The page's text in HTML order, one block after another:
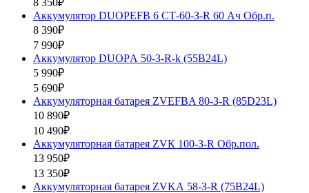
Аккумулятор DUOPEFB 6 СТ-60-З-R 60 Ач Обр.п.
8 390₽
7 990₽
Аккумулятор DUOPА 50-З-R-k (55B24L)
5 990₽
5 690₽
Аккумуляторная батарея ZVEFBA 80-З-R (85D23L)
10 890₽
10 490₽
Аккумуляторная батарея ZVК 100-З-R Обр.пол.
13 950₽
13 350₽
Аккумуляторная батарея ZVKА 58-З-R (75B24L)